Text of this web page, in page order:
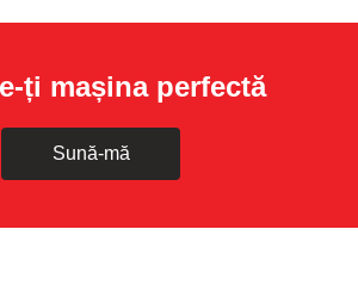
ți mașina perfectă
Sună-mă